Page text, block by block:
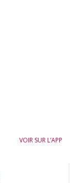
VOIR SUR L’APP